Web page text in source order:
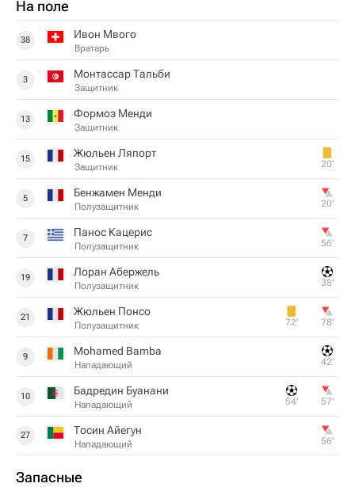
На поле
38 Ивон Мвого
Вратарь
3 Монтассар Тальби
Защитник
13 Формоз Менди
Защитник
15 Жюльен Ляпорт
Защитник 20‎’‎
5 Бенжамен Менди
Полузащитник 20‎’‎
7 Панос Кацерис
Полузащитник 56‎’‎
19 Лоран Абержель
Полузащитник 38‎’‎
21 Жюльен Понсо
Полузащитник 72‎’‎ 78‎’‎
9 Mohamed Bamba
Нападающий 42‎’‎
10 Бадредин Буанани
Нападающий 54‎’‎ 57‎’‎
27 Тосин Айегун
Нападающий 56‎’‎
Запасные